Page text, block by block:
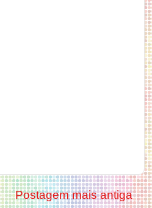
Postagem mais antiga